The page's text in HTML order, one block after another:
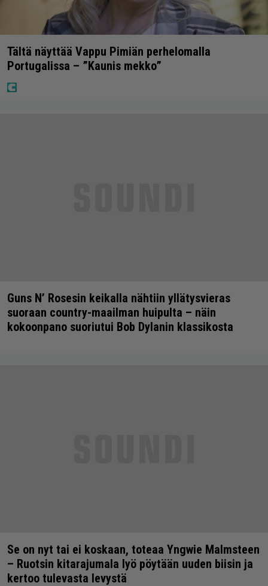
Tältä näyttää Vappu Pimiän perhelomalla
Portugalissa – ”Kaunis mekko”
Guns N’ Rosesin keikalla nähtiin yllätysvieras
suoraan country-maailman huipulta – näin
kokoonpano suoriutui Bob Dylanin klassikosta
Se on nyt tai ei koskaan, toteaa Yngwie Malmsteen
– Ruotsin kitarajumala lyö pöytään uuden biisin ja
kertoo tulevasta levystä